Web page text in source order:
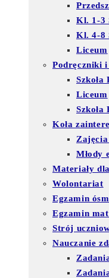
Kl. 1-3
Kl. 4-8
Liceum
Podręczniki
Szkoła
Liceum
Szkoła
Koła
Młody
Materiały
Wolontariat
Egzamin
Egzamin
Strój
Nauczanie